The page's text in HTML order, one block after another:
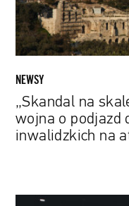
podjazd
dla
wózków
inwalidzkich
na
Akropolu
NEWSY
„Skandal na
wojna o podjazd
inwalidzkich na